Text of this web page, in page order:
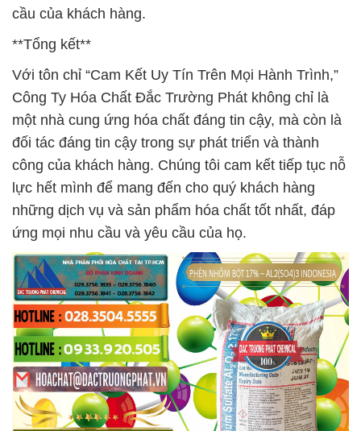
cầu của khách hàng.
**Tổng kết**
Với tôn chỉ “Cam Kết Uy Tín Trên Mọi Hành Trình,”
Công Ty Hóa Chất Đắc Trường Phát không chỉ là
một nhà cung ứng hóa chất đáng tin cậy, mà còn là
đối tác đáng tin cậy trong sự phát triển và thành
công của khách hàng. Chúng tôi cam kết tiếp tục nỗ
lực hết mình để mang đến cho quý khách hàng
những dịch vụ và sản phẩm hóa chất tốt nhất, đáp
ứng mọi nhu cầu và yêu cầu của họ.